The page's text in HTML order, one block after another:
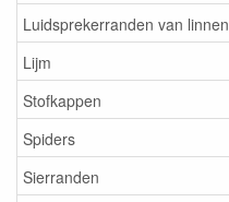
Luidsprekerranden van linnen
Lijm
Stofkappen
Spiders
Sierranden